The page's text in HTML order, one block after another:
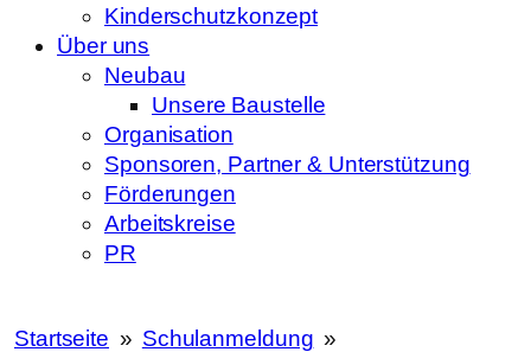
Kinderschutzkonzept
Über uns
Neubau
Unsere Baustelle
Organisation
Sponsoren, Partner & Unterstützung
Förderungen
Arbeitskreise
PR
Startseite » Schulanmeldung »